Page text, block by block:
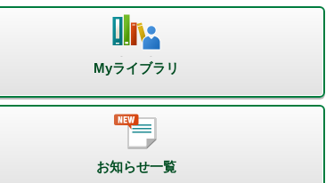
Myライブラリ
お知らせ一覧